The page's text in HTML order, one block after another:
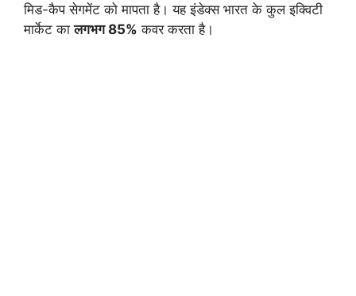
मिड-कैप सेगमेंट को मापता है। यह इंडेक्स भारत के कुल इक्विटी
मार्केट कालगभग 85% कवर करता है।